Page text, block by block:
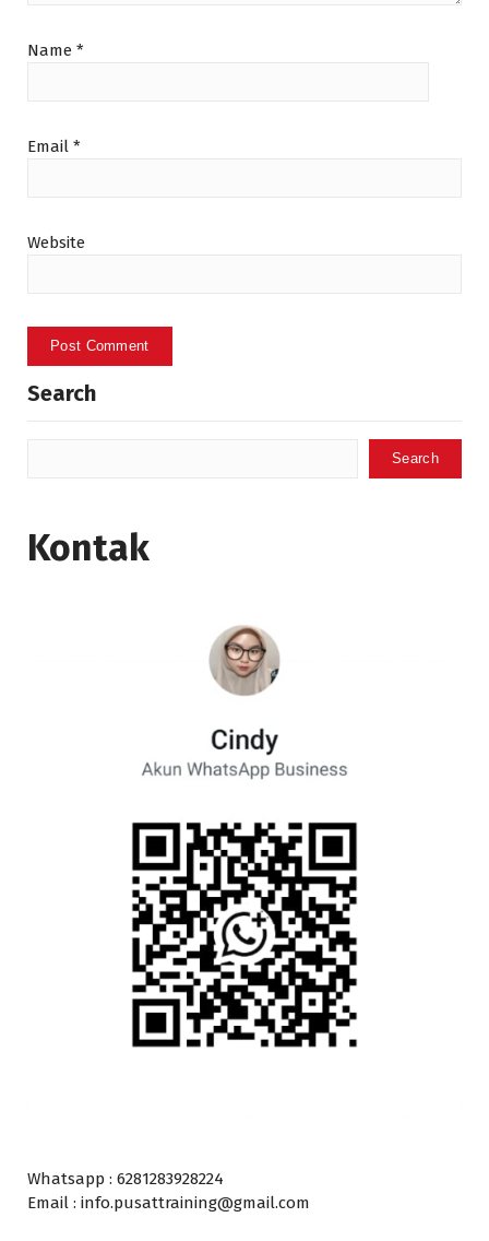
Name *
Email *
Website
Search
Search
Kontak
Whatsapp : 6281283928224
Email : info.pusattraining@gmail.com